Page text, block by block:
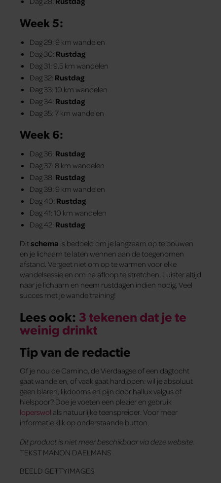
Week 5:
Dag 29: 9 km wandelen
Dag 30: Rustdag
Dag 31: 9.5 km wandelen
Dag 32: Rustdag
Dag 33: 10 km wandelen
Dag 34: Rustdag
Dag 35: 7 km wandelen
Week 6:
Dag 36: Rustdag
Dag 37: 8 km wandelen
Dag 38: Rustdag
Dag 39: 9 km wandelen
Dag 40: Rustdag
Dag 41: 10 km wandelen
Dag 42: Rustdag
Ditschema is bedoeld om je langzaam op te bouwen
en je lichaam te laten wennen aan de toegenomen
afstand. Vergeet niet om op te warmen voor elke
wandelsessie en om na afloop te stretchen. Luister altijd
naar je lichaam en neem rustdagen indien nodig. Veel
succes met je wandeltraining!
Lees ook: 3 tekenen dat je te
weinig drinkt
Tip van de redactie
Of je nou de Camino, de Vierdaagse of een dagtocht
gaat wandelen, of vaak gaat hardlopen: wil je absoluut
geen blaren, likdoorns en pijn door hallux valgus of
hielspoor? Doe je voeten een plezier en gebruik
loperswol als natuurlijke teenspreider. Voor meer
informatie klik op onderstaande button.
Dit product is niet meer beschikbaar via deze website.
TEKST MANON DAELMANS
BEELD GETTYIMAGES